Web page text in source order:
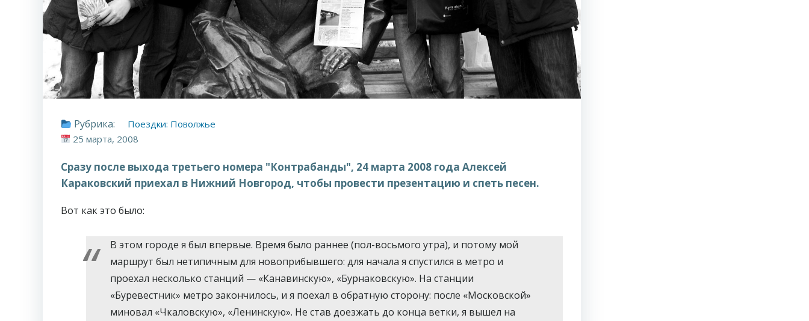
Рубрика:
Поездки: Поволжье
25 марта, 2008
Сразу после выхода третьего номера "Контрабанды", 24 марта 2008 года Алексей
Караковский приехал в Нижний Новгород, чтобы провести презентацию и спеть песен.
Вот как это было:
В этом городе я был впервые. Время было раннее (пол-восьмого утра), и потому мой
маршрут был нетипичным для новоприбывшего: для начала я спустился в метро и
проехал несколько станций — «Канавинскую», «Бурнаковскую». На станции
«Буревестник» метро закончилось, и я поехал в обратную сторону: после «Московской»
миновал «Чкаловскую», «Ленинскую». Не став доезжать до конца ветки, я вышел на